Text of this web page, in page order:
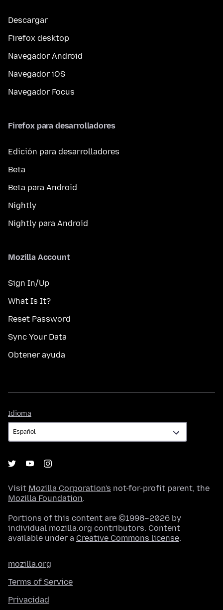
Descargar
Firefox desktop
Navegador Android
Navegador iOS
Navegador Focus
Firefox para desarrolladores
Edición para desarrolladores
Beta
Beta para Android
Nightly
Nightly para Android
Mozilla Account
Sign In/Up
What Is It?
Reset Password
Sync Your Data
Obtener ayuda
Idioma
Visit Mozilla Corporation's not-for-profit parent, the
Mozilla Foundation.
Portions of this content are ©1998–2026 by
individual mozilla.org contributors. Content
available under a Creative Commons license.
mozilla.org
Terms of Service
Privacidad